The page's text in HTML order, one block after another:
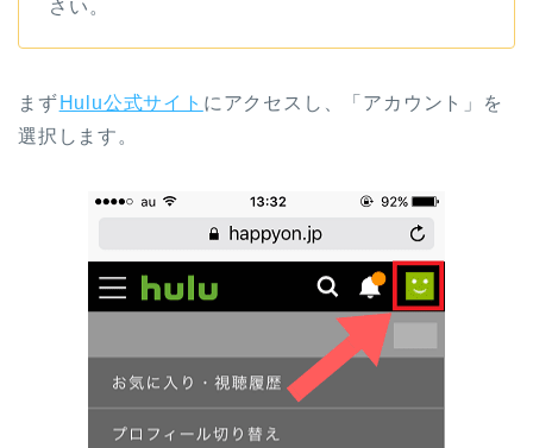
さい。
まず Hulu公式サイト にアクセスし、「アカウント」を
選択します。